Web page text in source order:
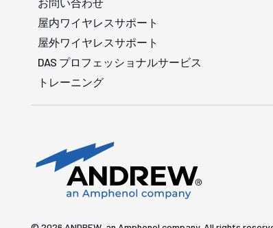
屋内ワイヤレスサポート
屋外ワイヤレスサポート
DAS プロフェッショナルサービス
トレーニング